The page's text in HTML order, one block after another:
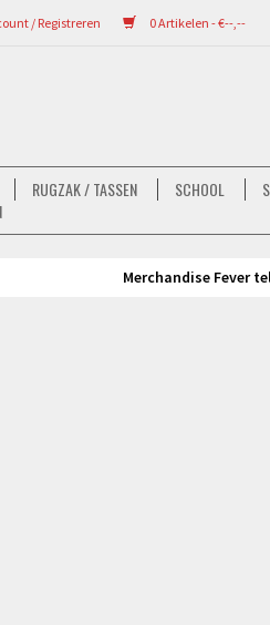
0 Artikelen - €--,--
/ Registreren
RUGZAK / TASSEN SCHOOL
Merchandise Fever